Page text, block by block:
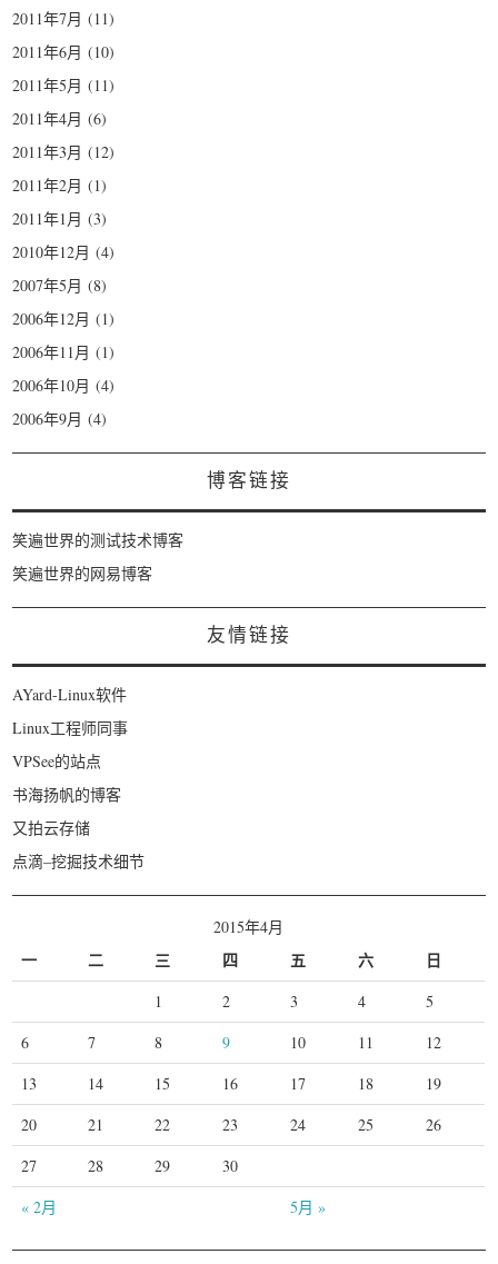
2011年7月 (11)
2011年6月 (10)
2011年5月 (11)
2011年4月 (6)
2011年3月 (12)
2011年2月 (1)
2011年1月 (3)
2010年12月 (4)
2007年5月 (8)
2006年12月 (1)
2006年11月 (1)
2006年10月 (4)
2006年9月 (4)
博客链接
笑遍世界的测试技术博客
笑遍世界的网易博客
友情链接
AYard-Linux软件
Linux工程师同事
VPSee的站点
书海扬帆的博客
又拍云存储
点滴–挖掘技术细节
2015年4月
一 二 三 四 五 六 日
« 2月 5月 »
1 2 3 4
5
6
7 8 9 10 11
12
13
14 15 16 17 18
19
20
21 22 23 24 25
26
27
28 29 30